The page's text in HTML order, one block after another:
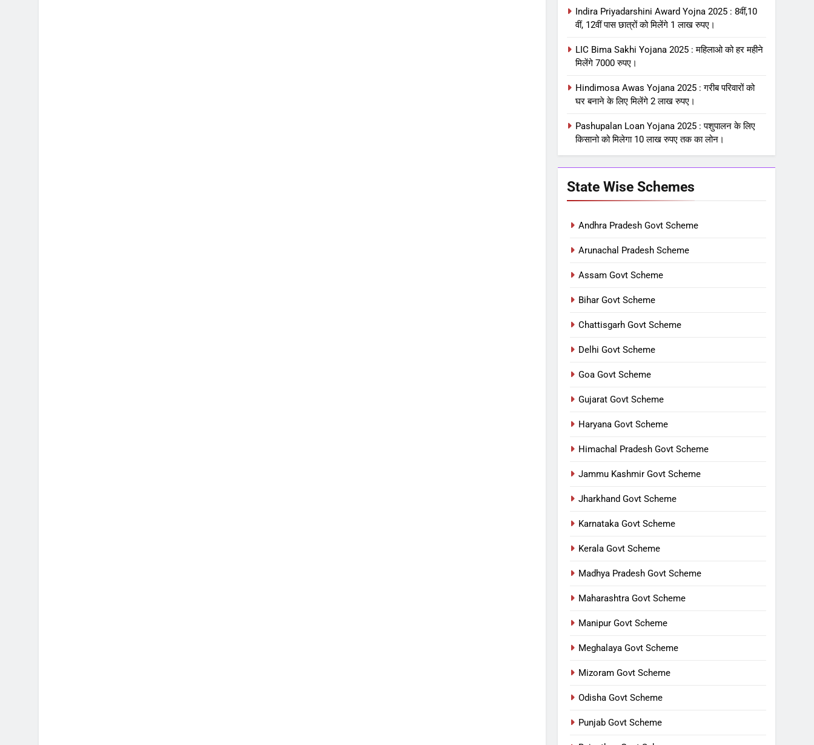
Indira Priyadarshini Award Yojna 2025 : 8वीं,10
वीं, 12वीं पास छात्रों को मिलेंगे 1 लाख रुपए।
LIC Bima Sakhi Yojana 2025 : महिलाओ को हर महीने
मिलेंगे 7000 रुपए।
Hindimosa Awas Yojana 2025 : गरीब परिवारों को
घर बनाने के लिए मिलेंगे 2 लाख रुपए।
Pashupalan Loan Yojana 2025 : पशुपालन के लिए
किसानो को मिलेगा 10 लाख रुपए तक का लोन।
State Wise Schemes
Andhra Pradesh Govt Scheme
Arunachal Pradesh Scheme
Assam Govt Scheme
Bihar Govt Scheme
Chattisgarh Govt Scheme
Delhi Govt Scheme
Goa Govt Scheme
Gujarat Govt Scheme
Haryana Govt Scheme
Himachal Pradesh Govt Scheme
Jammu Kashmir Govt Scheme
Jharkhand Govt Scheme
Karnataka Govt Scheme
Kerala Govt Scheme
Madhya Pradesh Govt Scheme
Maharashtra Govt Scheme
Manipur Govt Scheme
Meghalaya Govt Scheme
Mizoram Govt Scheme
Odisha Govt Scheme
Punjab Govt Scheme